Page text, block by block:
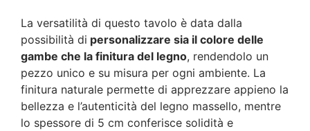
La versatilità di questo tavolo è data dalla
possibilità di personalizzare sia il colore delle
gambe che la finitura del legno, rendendolo un
pezzo unico e su misura per ogni ambiente. La
finitura naturale permette di apprezzare appieno la
bellezza e l’autenticità del legno massello, mentre
lo spessore di 5 cm conferisce solidità e